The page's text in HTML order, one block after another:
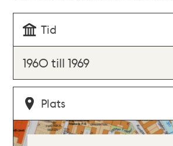
Tid
1960 till 1969
Plats